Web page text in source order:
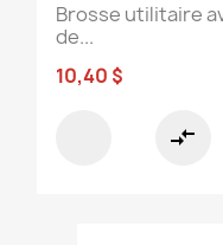
Brosse utilitaire
de...
10,40 $
compare_arrows